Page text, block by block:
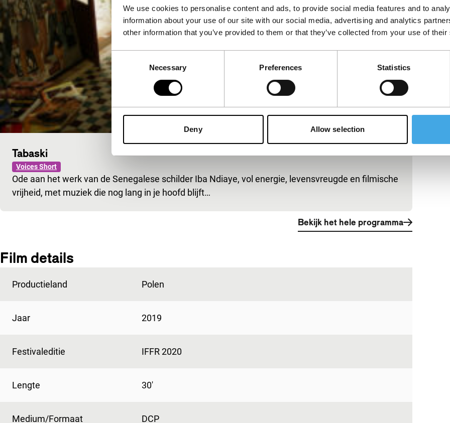
We use cookies to personalise content and ads, to provide social media features and to
information about your use of our site with our social media, advertising and analytics
other information that you’ve provided to them or that they’ve collected from your use of
Consent
Selection
Necessary Preferences Statistics
Deny Allow selection
Tabaski
Voices Short
Ode aan het werk van de Senegalese schilder Iba Ndiaye, vol energie, levensvreugde en filmische
vrijheid, met muziek die nog lang in je hoofd blijft…
Bekijk het hele programma
Film details
Productieland Polen
Jaar 2019
Festivaleditie IFFR 2020
Lengte 30'
Medium/Formaat DCP